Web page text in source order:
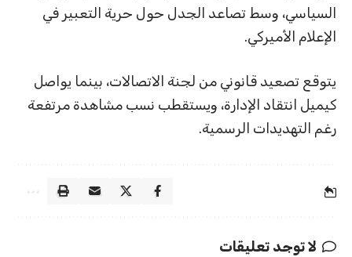
السياسي، وسط تصاعد الجدل حول حرية التعبير في
الإعلام الأميركي.
يتوقع تصعيد قانوني من لجنة الاتصالات، بينما يواصل
كيميل انتقاد الإدارة، ويستقطب نسب مشاهدة مرتفعة
رغم التهديدات الرسمية.
لا توجد تعليقات